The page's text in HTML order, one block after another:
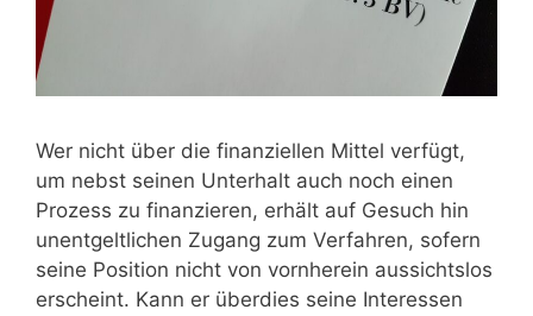
Wer nicht über die finanziellen Mittel verfügt,
um nebst seinen Unterhalt auch noch einen
Prozess zu finanzieren, erhält auf Gesuch hin
unentgeltlichen Zugang zum Verfahren, sofern
seine Position nicht von vornherein aussichtslos
erscheint. Kann er überdies seine Interessen